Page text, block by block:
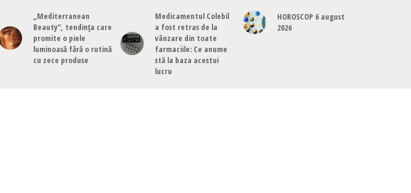
„Mediterranean
Beauty”, tendința care
promite o piele
luminoasă fără o rutină
cu zece produse
Medicamentul Colebil
a fost retras de la
vânzare din toate
farmaciile: Ce anume
stă la baza acestui
lucru
HOROSCOP 6 august
2026